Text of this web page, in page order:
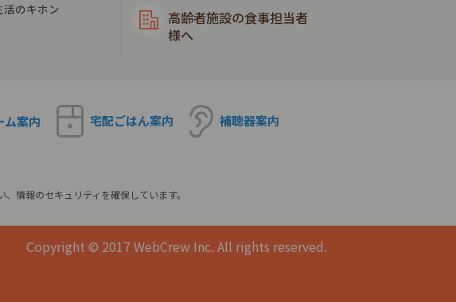
活のキホン
高齢者施設の食事担当者
様へ
ム案内 宅配ごはん案内 補聴器案内
情報のセキュリティを確保しています。
Copyright © 2017 WebCrew Inc. All rights reserved.